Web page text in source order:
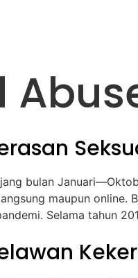
bulan
maupun
Selama tahun